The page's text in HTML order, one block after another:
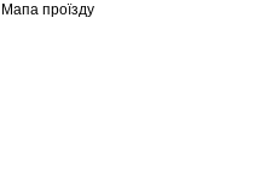
Мапа проїзду